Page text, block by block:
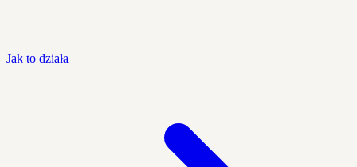
Jak to działa